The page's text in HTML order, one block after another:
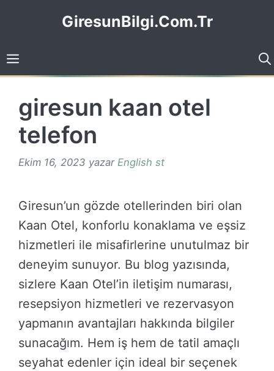
GiresunBilgi.Com.Tr
giresun kaan otel
telefon
Ekim 16, 2023 yazar English st
Giresun’un gözde otellerinden biri olan
Kaan Otel, konforlu konaklama ve eşsiz
hizmetleri ile misafirlerine unutulmaz bir
deneyim sunuyor. Bu blog yazısında,
sizlere Kaan Otel’in iletişim numarası,
resepsiyon hizmetleri ve rezervasyon
yapmanın avantajları hakkında bilgiler
sunacağım. Hem iş hem de tatil amaçlı
seyahat edenler için ideal bir seçenek